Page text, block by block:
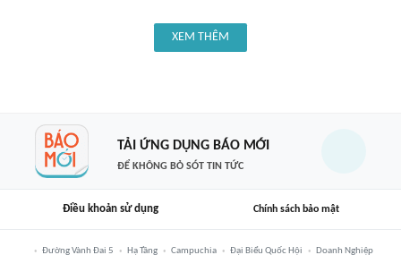
XEM THÊM
TẢI ỨNG DỤNG BÁO MỚI
ĐỂ KHÔNG BỎ SÓT TIN TỨC
Điều khoản sử dụng Chính sách bảo mật
Đường Vành Đai 5 Hạ Tầng Campuchia Đại Biểu Quốc Hội Doanh Nghiệp